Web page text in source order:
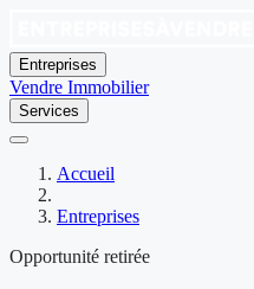
Entreprises
Vendre Immobilier
Services
Accueil
Entreprises
Opportunité retirée